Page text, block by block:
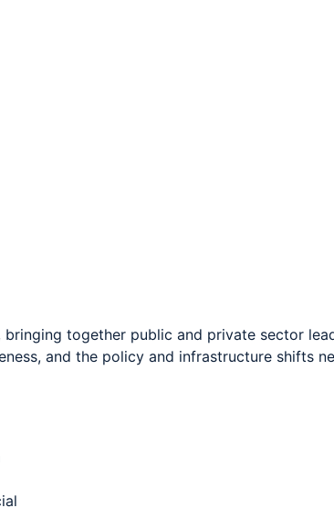
together public and private sector
and the policy and infrastructure shifts